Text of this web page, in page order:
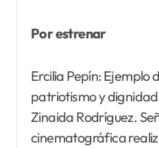
Por estrenar
Ercilia Pepín: Ejemplo
patriotismo y
Zinaida Rodríguez.
cinematográfica